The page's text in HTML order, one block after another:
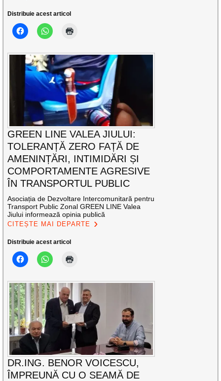
Distribuie acest articol
GREEN LINE VALEA JIULUI:
TOLERANȚĂ ZERO FAȚĂ DE
AMENINȚĂRI, INTIMIDĂRI ȘI
COMPORTAMENTE AGRESIVE
ÎN TRANSPORTUL PUBLIC
Asociația de Dezvoltare Intercomunitară pentru
Transport Public Zonal GREEN LINE Valea
Jiului informează opinia publică
CITEȘTE MAI DEPARTE
Distribuie acest articol
DR.ING. BENOR VOICESCU,
ÎMPREUNĂ CU O SEAMĂ DE